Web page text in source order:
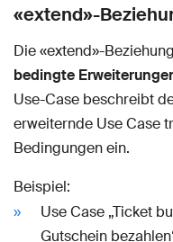
«extend»-
Die «extend»-
bedingte
Use-Case beschreibt
erweiternde Use Case
Bedingungen ein.
Beispiel:
Use Case „Ticket
Gutschein